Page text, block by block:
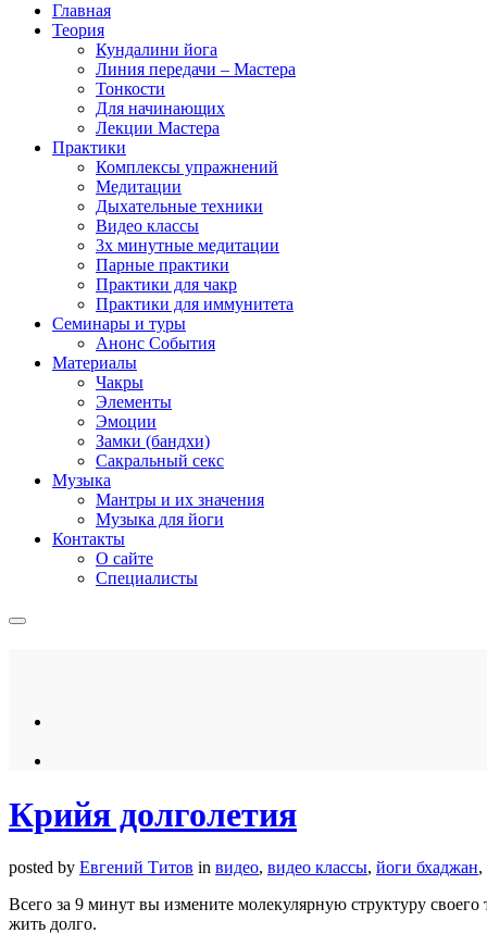
Главная
Теория
Кундалини йога
Линия передачи – Мастера
Тонкости
Для начинающих
Лекции Мастера
Практики
Комплексы упражнений
Медитации
Дыхательные техники
Видео классы
3х минутные медитации
Парные практики
Практики для чакр
Практики для иммунитета
Семинары и туры
Анонс События
Материалы
Чакры
Элементы
Эмоции
Замки (бандхи)
Сакральный секс
Музыка
Мантры и их значения
Музыка для йоги
Контакты
О сайте
Специалисты
Крийя долголетия
posted by Евгений Титов in видео, видео классы, йоги бхаджан,
Всего за 9 минут вы измените молекулярную структуру
жить долго.